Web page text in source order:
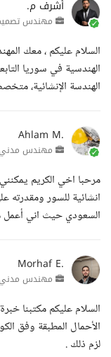
أشرف م.
مهندس
السلام عليكم ، معك
الهندسية في سوريا
الهندسة الإنشائية،
Ahlam M.
مهندس مدني
مرحبا اخي الكريم
انشائية للسور
السعودي حيث اني
Morhaf E.
مهندس مدني
السلام عليكم مكتبنا
الأحمال المطبقة وفق
لزم ذلك .